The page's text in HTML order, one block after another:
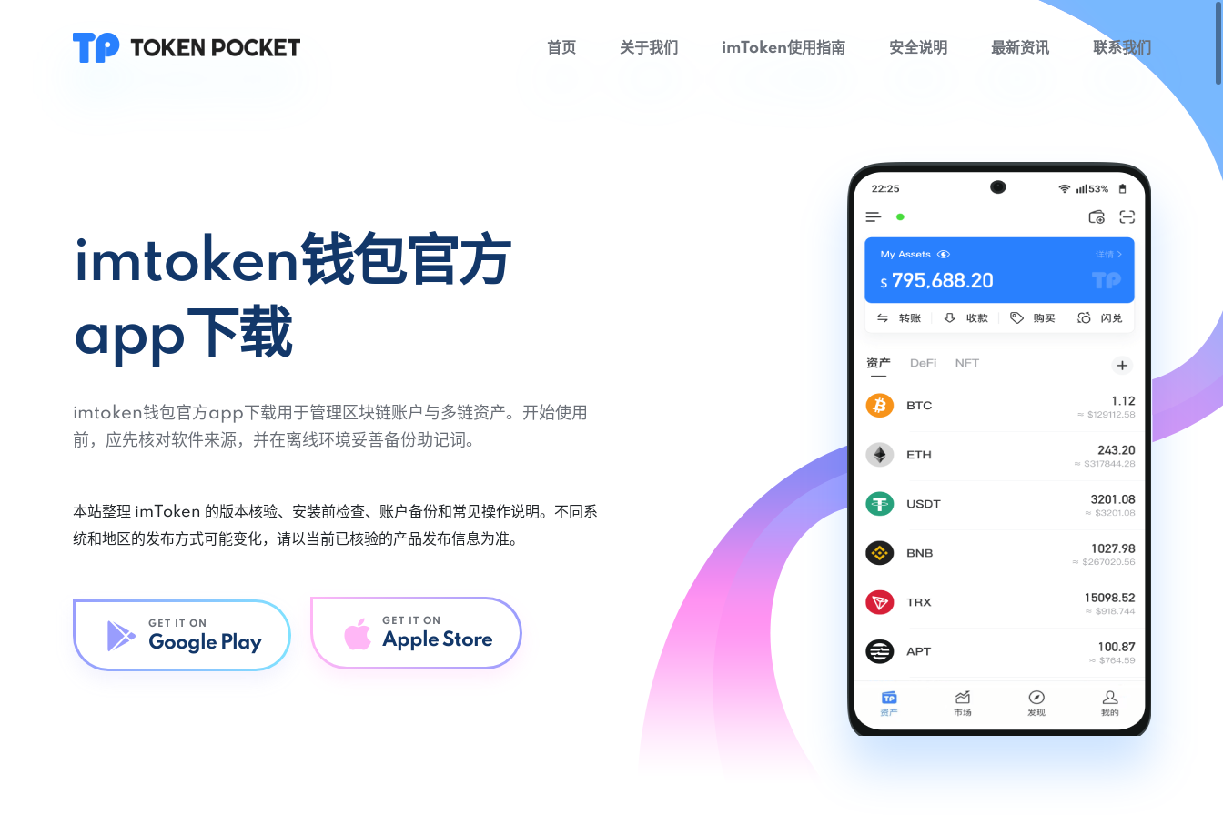
首页 关于我们 imToken使用指南 安全说明 最新资讯 联系我们
imtoken钱包官方
app下载
imtoken钱包官方app下载用于管理区块链账户与多链资产。开始使用
前，应先核对软件来源，并在离线环境妥善备份助记词。
本站整理 imToken 的版本核验、安装前检查、账户备份和常见操作说明。不同系
统和地区的发布方式可能变化，请以当前已核验的产品发布信息为准。
GET IT ON
Google Play
GET IT ON
Apple Store